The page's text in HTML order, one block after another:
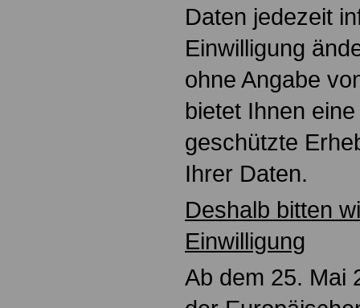
Daten jedezeit
Einwilligung
ohne Angabe
bietet Ihnen
geschützte
Ihrer Daten.
Deshalb bitten
Einwilligung
Ab dem 25. Mai